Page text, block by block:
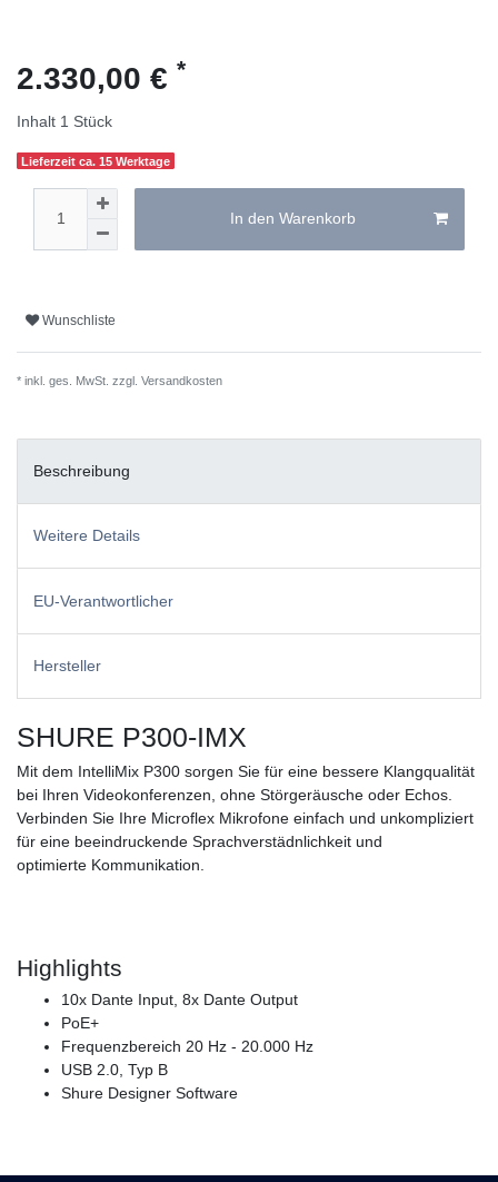
2.330,00 € *
Inhalt 1 Stück
Lieferzeit ca. 15 Werktage
In den Warenkorb
Wunschliste
* inkl. ges. MwSt. zzgl. Versandkosten
Beschreibung
Weitere Details
EU-Verantwortlicher
Hersteller
SHURE P300-IMX
Mit dem IntelliMix P300 sorgen Sie für eine bessere Klangqualität
bei Ihren Videokonferenzen, ohne Störgeräusche oder Echos.
Verbinden Sie Ihre Microflex Mikrofone einfach und unkompliziert
für eine beeindruckende Sprachverstädnlichkeit und
optimierte Kommunikation.
Highlights
10x Dante Input, 8x Dante Output
PoE+
Frequenzbereich 20 Hz - 20.000 Hz
USB 2.0, Typ B
Shure Designer Software